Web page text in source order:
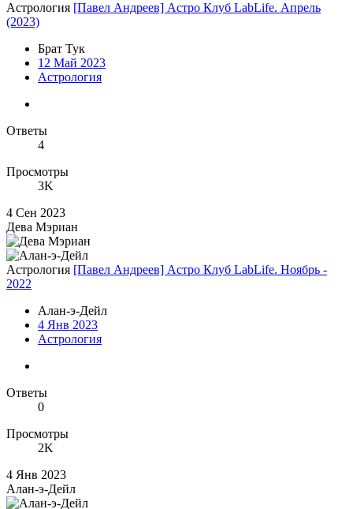
Астрология [Павел Андреев] Астро Клуб LabLife. Апрель
(2023)
Брат Тук
12 Май 2023
Астрология
Ответы
4
Просмотры
3K
4 Сен 2023
Дева Мэриан
Астрология [Павел Андреев] Астро Клуб LabLife. Ноябрь -
2022
Алан-э-Дейл
4 Янв 2023
Астрология
Ответы
0
Просмотры
2K
4 Янв 2023
Алан-э-Дейл